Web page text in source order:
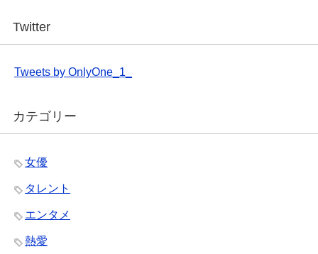
Twitter
Tweets by OnlyOne_1_
カテゴリー
女優
タレント
エンタメ
熱愛